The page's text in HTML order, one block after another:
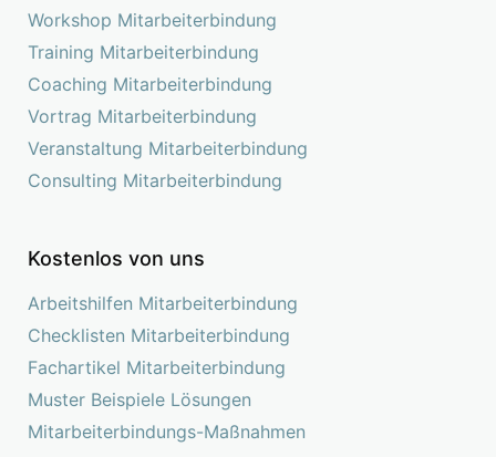
Workshop Mitarbeiterbindung
Training Mitarbeiterbindung
Coaching Mitarbeiterbindung
Vortrag Mitarbeiterbindung
Veranstaltung Mitarbeiterbindung
Consulting Mitarbeiterbindung
Kostenlos von uns
Arbeitshilfen Mitarbeiterbindung
Checklisten Mitarbeiterbindung
Fachartikel Mitarbeiterbindung
Muster Beispiele Lösungen
Mitarbeiterbindungs-Maßnahmen